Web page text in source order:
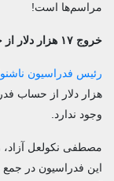
مراسم‌ها است!
خروج ۱۷ هزار دلار از حساب فدراسیون ناشنوایان بدون فاکتور!
رئیس فدراسیون
هزار دلار از حساب
وجود ندارد.
مصطفی نکولعل آزاد،
این فدراسیون در جمع